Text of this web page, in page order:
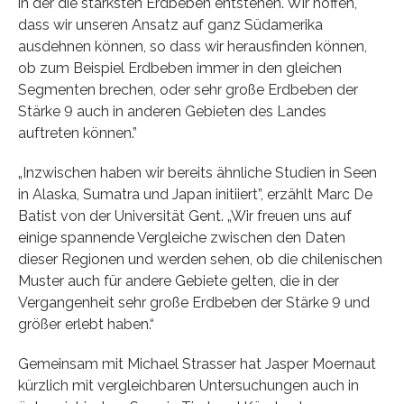
dass wir unseren Ansatz auf ganz Südamerika
ausdehnen können, so dass wir herausfinden können,
ob zum Beispiel Erdbeben immer in den gleichen
Segmenten brechen, oder sehr große Erdbeben der
Stärke 9 auch in anderen Gebieten des Landes
auftreten können.”
„Inzwischen haben wir bereits ähnliche Studien in Seen
in Alaska, Sumatra und Japan initiiert”, erzählt Marc De
Batist von der Universität Gent. „Wir freuen uns auf
einige spannende Vergleiche zwischen den Daten
dieser Regionen und werden sehen, ob die chilenischen
Muster auch für andere Gebiete gelten, die in der
Vergangenheit sehr große Erdbeben der Stärke 9 und
größer erlebt haben.“
Gemeinsam mit Michael Strasser hat Jasper Moernaut
kürzlich mit vergleichbaren Untersuchungen auch in